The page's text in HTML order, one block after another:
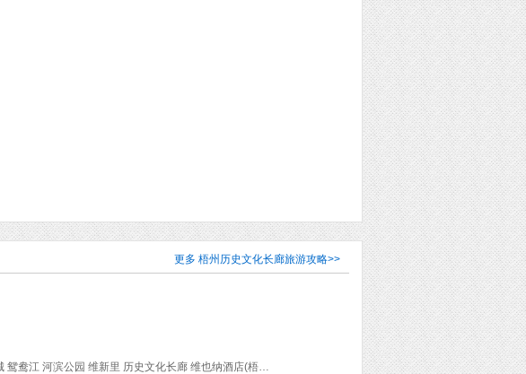
更多 梧州历史文化长廊旅游攻略>>
梧州古墓群 元丰监铸钱遗址 龙母太庙 西竺园 梧州市博物馆 骑楼城 鸳鸯江 河滨公园 维新里 历史文化长廊 维也纳酒店(梧州骑楼城店) 梧州市云龙公园 白云山景区-四恩禅寺 白云山风景区 系龙洲 允升塔景区 圣文园 八宝塘 粤友餐厅 冰泉豆浆馆(白云山总店) 五福堂龟苓膏 健记汤圆专卖店 芳记粉店 梧州双钱龟苓膏(丽港航母店) 周桂强粉店肥佬粉 猫头英卤味粉店(西环路总店) 食通天 超记西门口粉店 蒸笼饭店(蝶山一路店) 呱头烧卤坊 双钱龟苓膏店(新兴二路店)